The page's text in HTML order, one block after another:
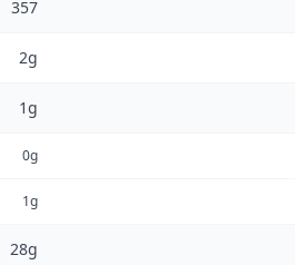
357
2g
1g
0g
1g
28g